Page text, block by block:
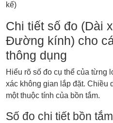
kế)
Chi tiết số đo (Dài
Đường kính) cho
thông dụng
Hiểu rõ số đo cụ thể của từng
xác không gian lắp đặt. Chiều
một thuộc tính của bồn tắm.
Số đo chi tiết bồn